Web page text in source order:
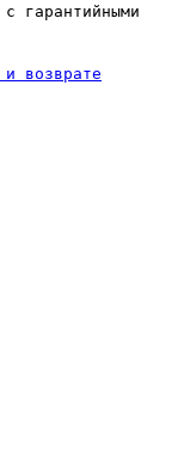
гарантийными
возврате